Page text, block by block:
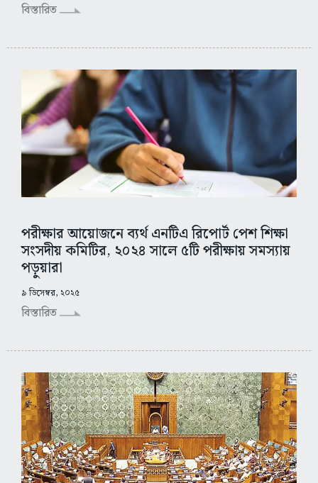
বিস্তারিত
পরীক্ষার আয়োজনে ব্যর্থ এনটিএ রিপোর্ট পেশ শিক্ষা
সংসদীয় কমিটির, ২০২৪ সালে ৫টি পরীক্ষায় সমস্যায়
পড়ুয়ারা
৯ ডিসেম্বর, ২০২৫
বিস্তারিত